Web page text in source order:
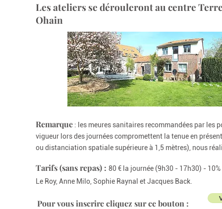
Les ateliers se dérouleront au centre
Ohain
Remarque : les meures sanitaires recommandées par les
vigueur lors des journées compromettent la tenue en
ou distanciation spatiale supérieure à 1,5 mètres), nous
Tarifs (sans repas) : 80 € la journée (9h30 - 17h30) -
Le Roy, Anne Milo, Sophie Raynal et Jacques Back.
Pour vous inscrire cliquez sur ce bouton :